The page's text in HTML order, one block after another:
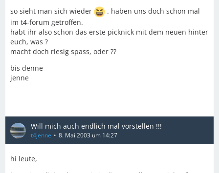
so sieht man sich wieder
. haben uns doch schon mal
im t4-forum getroffen.
habt ihr also schon das erste picknick mit dem neuen hinter
euch, was ?
macht doch riesig spass, oder ??
bis denne
jenne
Will mich auch endlich mal vorstellen !!!
t4jenne 8. Mai 2003 um 14:27
hi leute,